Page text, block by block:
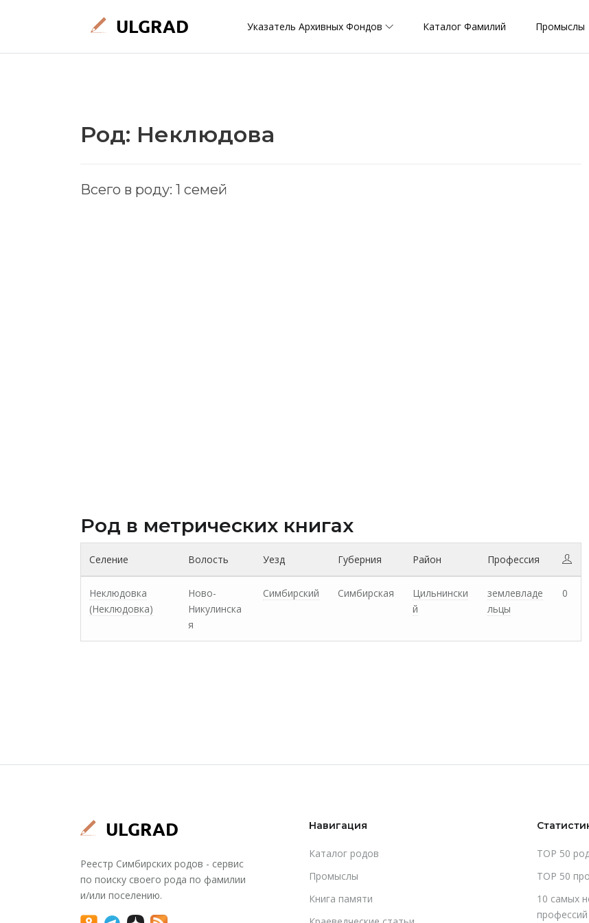
Указатель Архивных Фондов Каталог Фамилий Промыслы
Род: Неклюдова
Всего в роду: 1 семей
Род в метрических книгах
Селение Волость Уезд Губерния Район Профессия
Неклюдовка
(Неклюдовка)
Ново-
Никулинска
я
Симбирский Симбирская
Цильнински
й
землевладе
льцы
0
Реестр Симбирских родов - сервис
по поиску своего рода по фамилии
и/или поселению.
Навигация
Каталог родов
Промыслы
Книга памяти
TOP 50
TOP 50
10 самых
профессий